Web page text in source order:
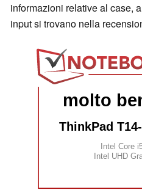
informazioni relative al case,
input si trovano nella
molto
ThinkPad
Intel Core
Intel UHD